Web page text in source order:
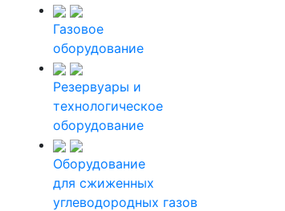
Газовое
оборудование
Резервуары и
технологическое
оборудование
Оборудование
для сжиженных
углеводородных газов